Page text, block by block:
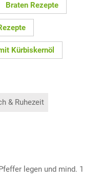
Braten Rezepte
Kürbiskernöl
& Ruhezeit
legen und mind. 1